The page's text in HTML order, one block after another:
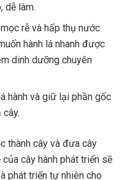
dễ làm.
rễ và hấp thụ nước
hành lá nhanh được
dinh dưỡng chuyên
hành và giữ lại phần gốc
thành cây và đưa cây
cây hành phát triển sẽ
phát triển tự nhiên cho